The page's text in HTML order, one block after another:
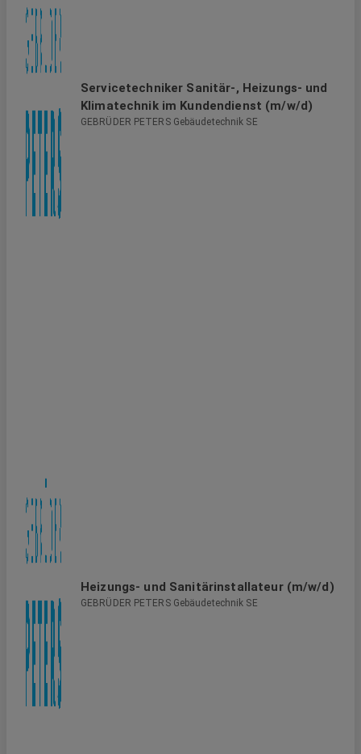
Servicetechniker Sanitär-, Heizungs- und
Klimatechnik im Kundendienst (m/w/d)
GEBRÜDER PETERS Gebäudetechnik SE
Heizungs- und Sanitärinstallateur (m/w/d)
GEBRÜDER PETERS Gebäudetechnik SE